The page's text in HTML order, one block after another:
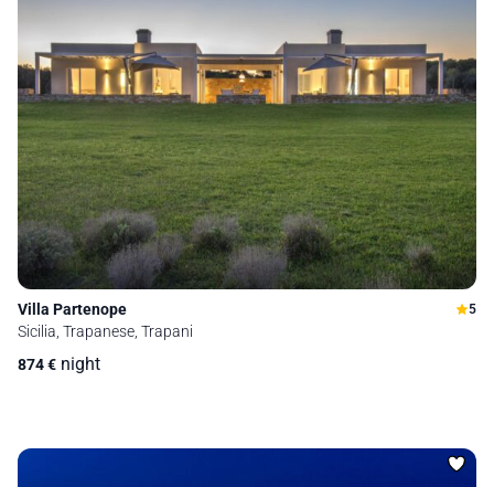
Villa Partenope 5
Sicilia, Trapanese, Trapani
874€ night